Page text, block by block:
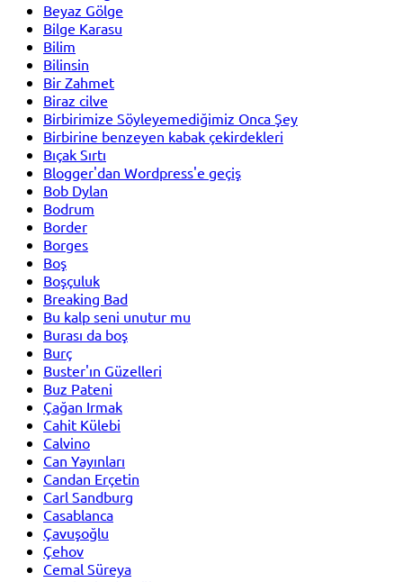
Beyaz Gölge
Bilge Karasu
Bilim
Bilinsin
Bir Zahmet
Biraz cilve
Birbirimize Söyleyemediğimiz Onca Şey
Birbirine benzeyen kabak çekirdekleri
Bıçak Sırtı
Blogger'dan Wordpress'e geçiş
Bob Dylan
Bodrum
Border
Borges
Boş
Boşçuluk
Breaking Bad
Bu kalp seni unutur mu
Burası da boş
Burç
Buster'ın Güzelleri
Buz Pateni
Çağan Irmak
Cahit Külebi
Calvino
Can Yayınları
Candan Erçetin
Carl Sandburg
Casablanca
Çavuşoğlu
Çehov
Cemal Süreya